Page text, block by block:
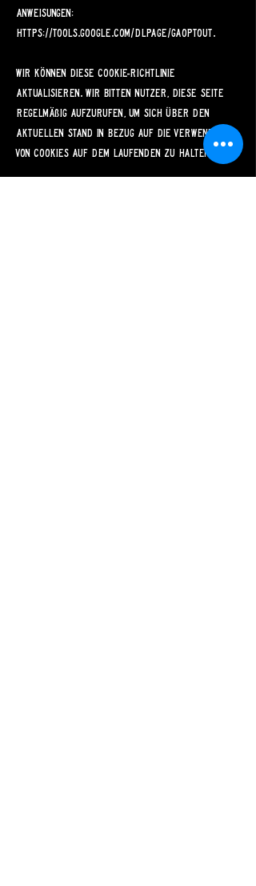
Anweisungen:
https://tools.google.com/dlpage/gaoptout.
Wir können diese Cookie-Richtlinie
aktualisieren. Wir bitten Nutzer, diese Seite
regelmäßig aufzurufen, um sich über den
aktuellen Stand in Bezug auf die Verwendung
von Cookies auf dem Laufenden zu halten.